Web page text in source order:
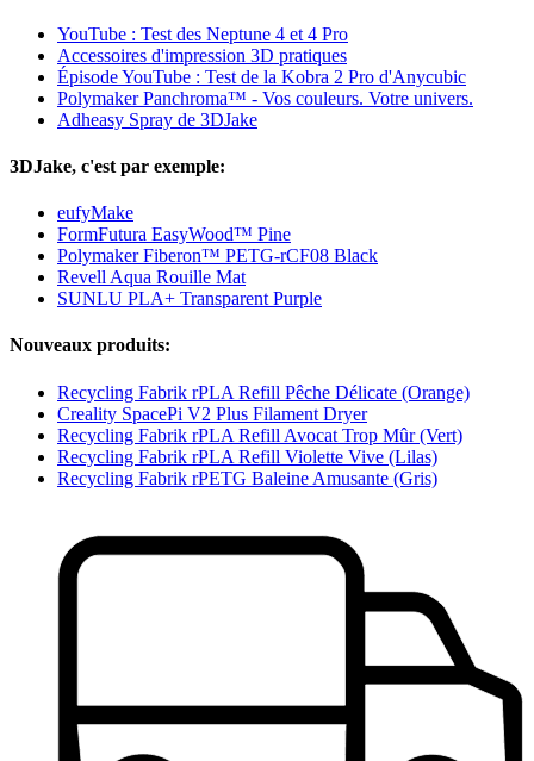
YouTube : Test des Neptune 4 et 4 Pro
Accessoires d'impression 3D pratiques
Épisode YouTube : Test de la Kobra 2 Pro d'Anycubic
Polymaker Panchroma™ - Vos couleurs. Votre univers.
Adheasy Spray de 3DJake
3DJake, c'est par exemple:
eufyMake
FormFutura EasyWood™ Pine
Polymaker Fiberon™ PETG-rCF08 Black
Revell Aqua Rouille Mat
SUNLU PLA+ Transparent Purple
Nouveaux produits:
Recycling Fabrik rPLA Refill Pêche Délicate (Orange)
Creality SpacePi V2 Plus Filament Dryer
Recycling Fabrik rPLA Refill Avocat Trop Mûr (Vert)
Recycling Fabrik rPLA Refill Violette Vive (Lilas)
Recycling Fabrik rPETG Baleine Amusante (Gris)